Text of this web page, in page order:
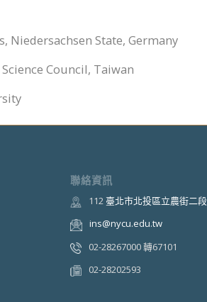
Niedersachsen State, Germany
Council, Taiwan
聯絡資訊
112臺北市北投區立農街二
ins@nycu.edu.tw
02-28267000 轉67101
02-28202593